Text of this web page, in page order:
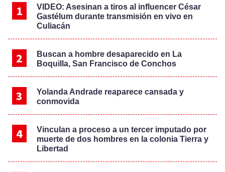
VIDEO: Asesinan a tiros al influencer César
Gastélum durante transmisión en vivo en
Culiacán
Buscan a hombre desaparecido en La
Boquilla, San Francisco de Conchos
Yolanda Andrade reaparece cansada y
conmovida
Vinculan a proceso a un tercer imputado por
muerte de dos hombres en la colonia Tierra y
Libertad